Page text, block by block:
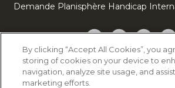
Demande Planisphère Handicap
Facebook
Twitter
Cookie Policy
By clicking “Accept All Cookies”, you
storing of cookies on your device to
navigation, analyze site usage, and
marketing efforts.